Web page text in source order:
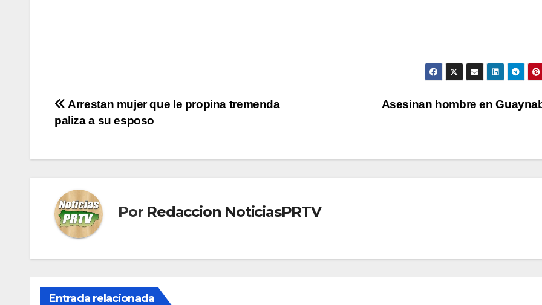
Navegación
de
entradas
Asesinan hombre en
Arrestan mujer que le propina tremenda
paliza a su esposo
Por Redaccion NoticiasPRTV
Entrada relacionada